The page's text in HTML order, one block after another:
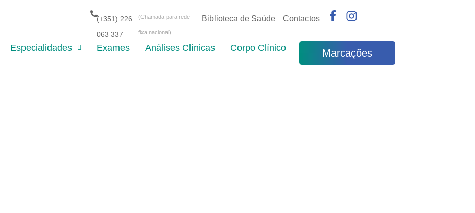
(+351) 226
063 337
(Chamada para rede
fixa nacional)
Biblioteca de Saúde Contactos
Especialidades Exames Análises Clínicas Corpo Clínico Marcações